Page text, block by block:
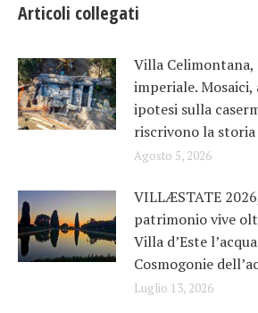
Articoli collegati
Villa
imperiale.
ipotesi sulla
riscrivono la storia
Agosto 5, 2026
VILLÆSTATE
patrimonio vive
Villa d’Este
Cosmogonie
Luglio 13, 2026